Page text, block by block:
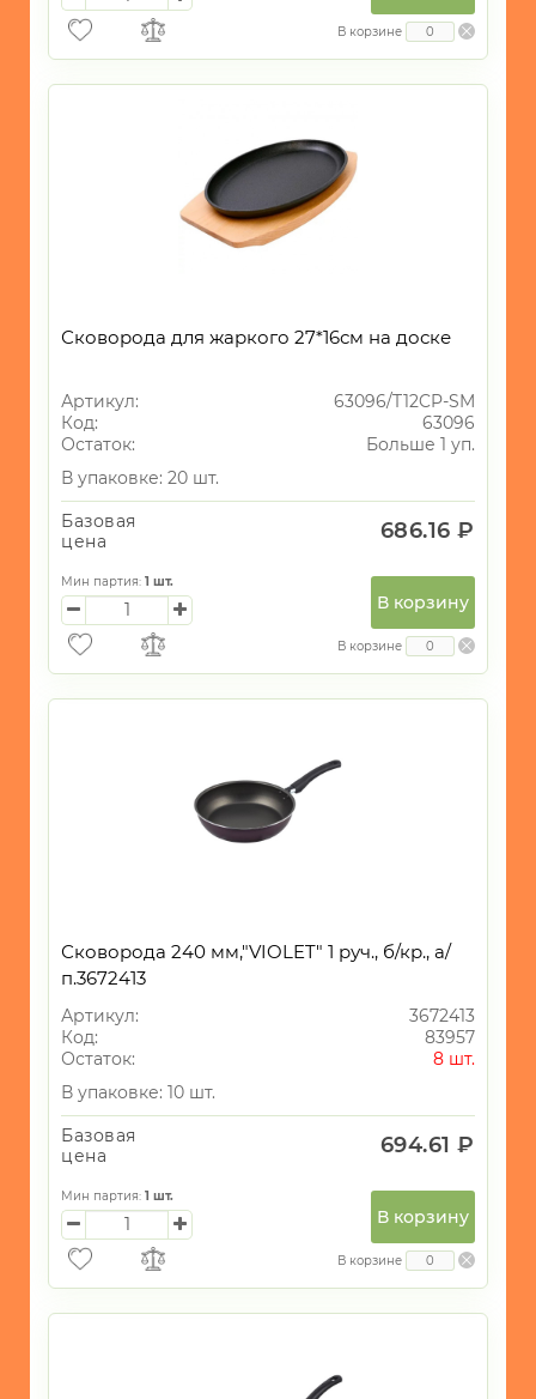
В корзине
Сковорода для жаркого 27*16см на доске
Артикул:
63096/T12CP-SM
Код:
63096
Остаток:
Больше 1 уп.
В упаковке: 20 шт.
Базовая
цена
686.16 ₽
Мин партия: 1 шт.
В корзину
В корзине
Сковорода 240 мм,"VIOLET" 1 руч., б/кр., а/
п.3672413
Артикул:
3672413
Код:
83957
Остаток:
8 шт.
В упаковке: 10 шт.
Базовая
цена
694.61 ₽
Мин партия: 1 шт.
В корзину
В корзине